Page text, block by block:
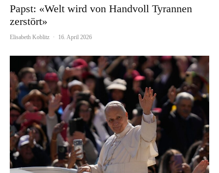
Papst: «Welt wird von Handvoll Tyrannen
zerstört»
Elisabeth Koblitz · 16. April 2026